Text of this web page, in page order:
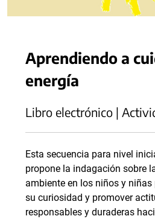
Aprendiendo a
energía
Libro electrónico |
Esta secuencia para nivel
propone la indagación sobre
ambiente en los niños y
su curiosidad y promover
responsables y duraderas